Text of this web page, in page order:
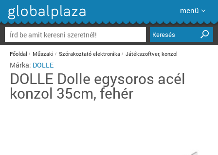
menü
Keresés
Főoldal Műszaki Szórakoztató elektronika Játékszoftver, konzol
Márka: DOLLE
DOLLE Dolle egysoros acél
konzol 35cm, fehér